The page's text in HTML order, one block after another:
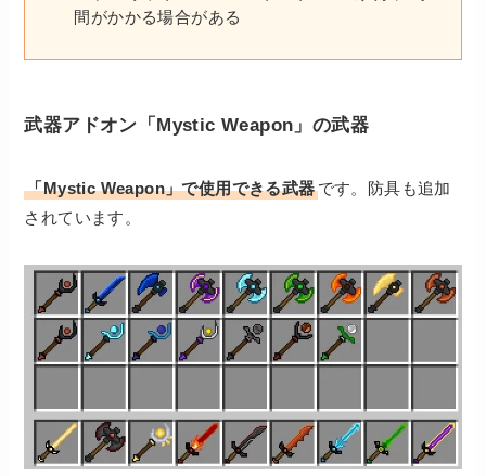
間がかかる場合がある
武器アドオン「Mystic Weapon」の武器
「Mystic Weapon」で使用できる武器です。防具も追加
されています。